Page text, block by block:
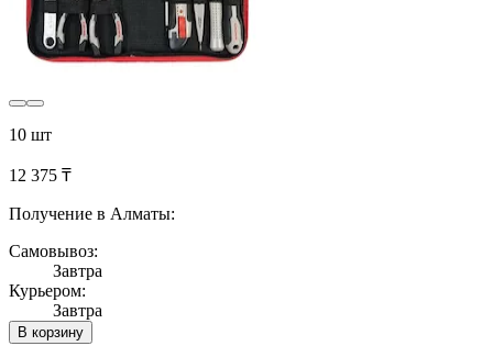
10 шт
12 375 ₸
Получение в Алматы:
Самовывоз:
Завтра
Курьером:
Завтра
В корзину